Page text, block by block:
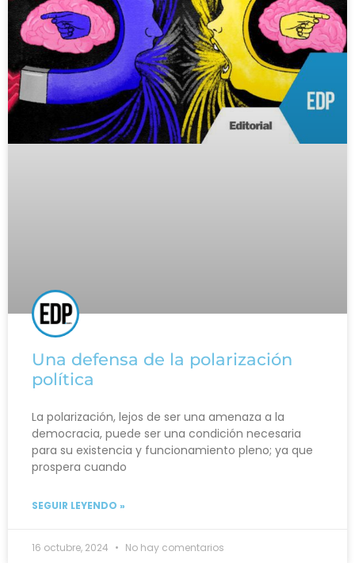
Una defensa de la polarización
política
La polarización, lejos de ser una amenaza a la
democracia, puede ser una condición necesaria
para su existencia y funcionamiento pleno; ya que
prospera cuando
SEGUIR LEYENDO »
16 octubre, 2024 No hay comentarios